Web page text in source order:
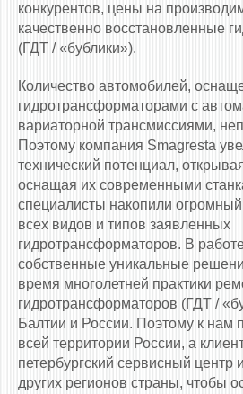
конкурентов, цены на
качественно восстановленные
(ГДТ / «бублики»).
Количество автомобилей,
гидротрансформаторами c
вариаторной трансмиссиями,
Поэтому компания Smagresta
технический потенциал,
оснащая их современными
специалисты накопили
всех видов и типов заявленных
гидротрансформаторов. В
собственные уникальные
время многолетней практики
гидротрансформаторов (ГДТ /
Балтии и России. Поэтому к нам
всей территории России, а
петербургский сервисный
других регионов страны, чтобы